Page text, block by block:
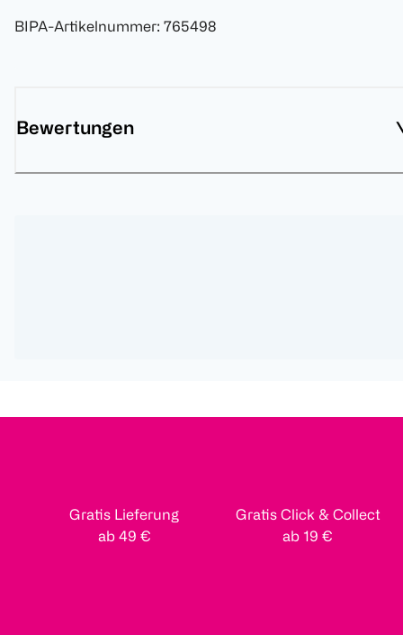
BIPA-Artikelnummer: 765498
Bewertungen
Gratis Lieferung
ab 49 €
Gratis Click & Collect
ab 19 €